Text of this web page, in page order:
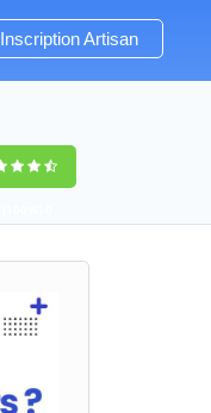
Inscription Artisan